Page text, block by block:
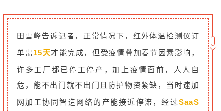
田雪峰告诉记者，正常情况下，红外体温检测仪订
单需15天才能完成，但受疫情叠加春节因素影响，
许多工厂都已停工停产，加上疫情面前，人人自
危，能不出门就不出门且防护物资紧缺，当时速加
网加工协同智造网络的产能接近停滞，经过SaaS